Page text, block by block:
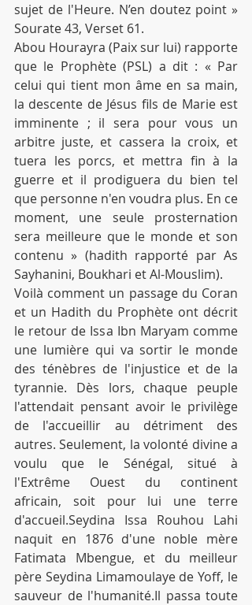
sujet de l'Heure. N’en doutez point »
Sourate 43, Verset 61.
Abou Hourayra (Paix sur lui) rapporte
que le Prophète (PSL) a dit : « Par
celui qui tient mon âme en sa main,
la descente de Jésus fils de Marie est
imminente ; il sera pour vous un
arbitre juste, et cassera la croix, et
tuera les porcs, et mettra fin à la
guerre et il prodiguera du bien tel
que personne n'en voudra plus. En ce
moment, une seule prosternation
sera meilleure que le monde et son
contenu » (hadith rapporté par As
Sayhanini, Boukhari et Al-Mouslim).
Voilà comment un passage du Coran
et un Hadith du Prophète ont décrit
le retour de Issa Ibn Maryam comme
une lumière qui va sortir le monde
des ténèbres de l'injustice et de la
tyrannie. Dès lors, chaque peuple
l'attendait pensant avoir le privilège
de l'accueillir au détriment des
autres. Seulement, la volonté divine a
voulu que le Sénégal, situé à
l'Extrême Ouest du continent
africain, soit pour lui une terre
d'accueil.Seydina Issa Rouhou Lahi
naquit en 1876 d'une noble mère
Fatimata Mbengue, et du meilleur
père Seydina Limamoulaye de Yoff, le
sauveur de l'humanité.Il passa toute